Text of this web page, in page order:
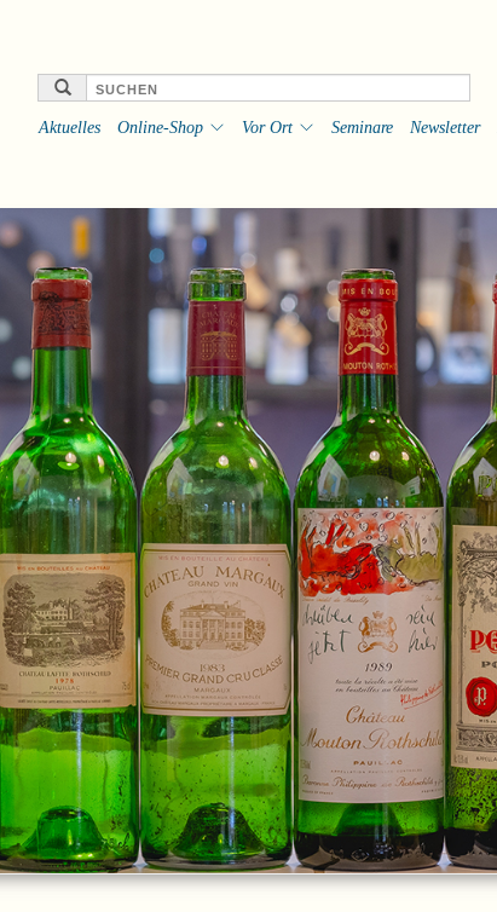
Aktuelles Online-Shop Vor Ort Seminare Newsletter